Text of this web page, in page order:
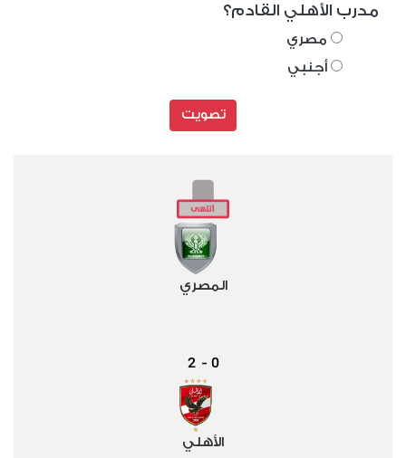
مدرب الأهلي القادم؟
مصري
أجنبي
تصويت
المصري
0
-
2
الأهلي